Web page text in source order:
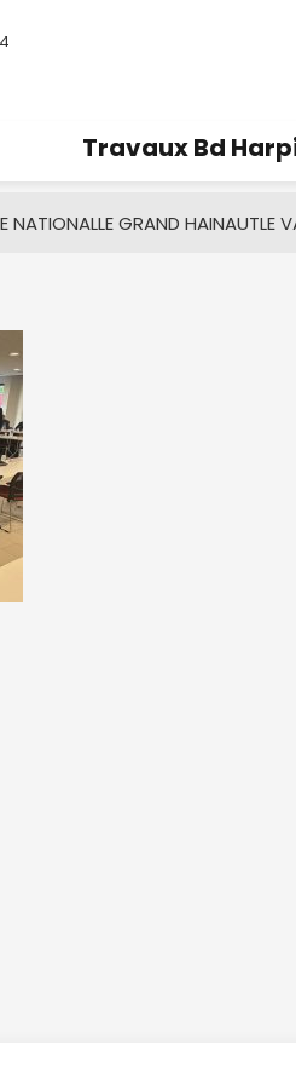
Travaux Bd
NATIONALLE GRAND HAINAUTLE